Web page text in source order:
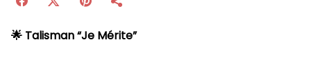
🌟 Talisman “Je Mérite”